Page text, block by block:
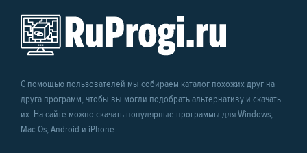
С помощью пользователей мы собираем каталог похожих друг на
друга программ, чтобы вы могли подобрать альтернативу и скачать
их. На сайте можно скачать популярные программы для Windows,
Mac Os, Android и iPhone